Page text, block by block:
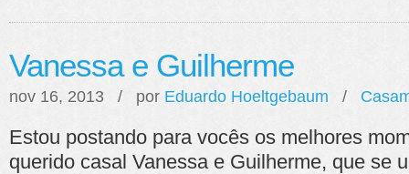
Vanessa e Guilherme
nov 16, 2013 / por Eduardo Hoeltgebaum /
Estou postando para vocês os melhores
querido casal Vanessa e Guilherme, que se